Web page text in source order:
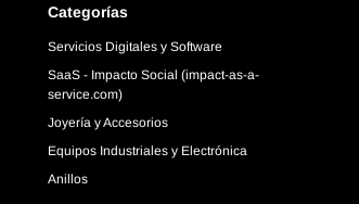
Categorías
Servicios Digitales y Software
SaaS - Impacto Social (impact-as-a-
service.com)
Joyería y Accesorios
Equipos Industriales y Electrónica
Anillos